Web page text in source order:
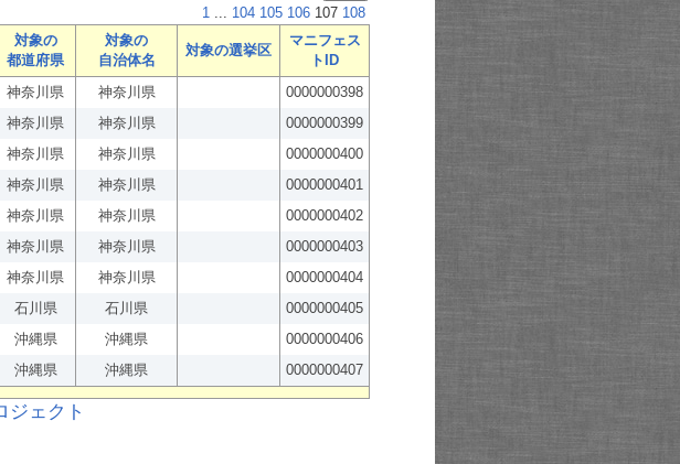
1 ... 104 105 106 107 108
対象の
都道府県
対象の
自治体名
対象の選挙区
マニフェス
トID
神奈川県 神奈川県
0000000398
神奈川県 神奈川県
0000000399
神奈川県 神奈川県
0000000400
神奈川県 神奈川県
0000000401
神奈川県 神奈川県
0000000402
神奈川県 神奈川県
0000000403
神奈川県 神奈川県
0000000404
石川県 石川県
0000000405
沖縄県 沖縄県
0000000406
沖縄県 沖縄県 0000000407